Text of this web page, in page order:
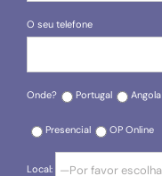
O seu telefone
Onde? Portugal Angola
Presencial OP Online
Local: